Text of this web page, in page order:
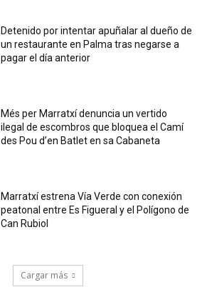
Detenido por intentar apuñalar al dueño de
un restaurante en Palma tras negarse a
pagar el día anterior
Més per Marratxí denuncia un vertido
ilegal de escombros que bloquea el Camí
des Pou d’en Batlet en sa Cabaneta
Marratxí estrena Vía Verde con conexión
peatonal entre Es Figueral y el Polígono de
Can Rubiol
Cargar más